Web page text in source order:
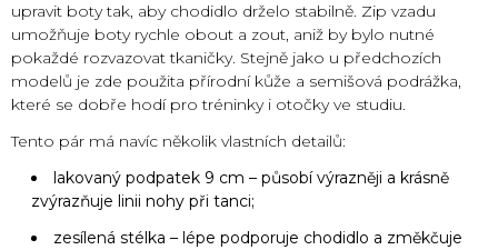
upravit boty tak, aby chodidlo drželo stabilně. Zip vzadu
umožňuje boty rychle obout a zout, aniž by bylo nutné
pokaždé rozvazovat tkaničky. Stejně jako u předchozích
modelů je zde použita přírodní kůže a semišová podrážka,
které se dobře hodí pro tréninky i otočky ve studiu.
Tento pár má navíc několik vlastních detailů:
lakovaný podpatek 9 cm – působí výrazněji a krásně
zvýrazňuje linii nohy při tanci;
zesílená stélka – lépe podporuje chodidlo a změkčuje